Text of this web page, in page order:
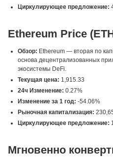
Циркулирующее предложение:
Ethereum Price
Обзор: Ethereum — вторая по
основа децентрализованных
экосистемы DeFi.
Текущая цена: 1,915.33
24ч Изменение: 0.27%
Изменение за 1 год: -54.06%
Рыночная капитализация:
Циркулирующее предложение:
Мгновенно